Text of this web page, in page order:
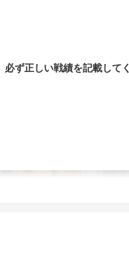
必ず正しい戦績を記載してく